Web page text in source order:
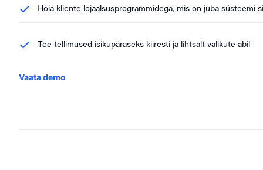
Hoia kliente lojaalsusprogrammidega, mis on juba süsteemi
Tee tellimused isikupäraseks kiiresti ja lihtsalt valikute abil
Vaata demo